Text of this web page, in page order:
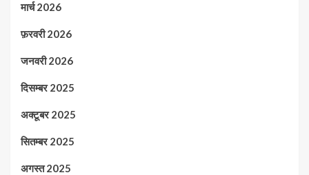
मार्च 2026
फ़रवरी 2026
जनवरी 2026
दिसम्बर 2025
अक्टूबर 2025
सितम्बर 2025
अगस्त 2025